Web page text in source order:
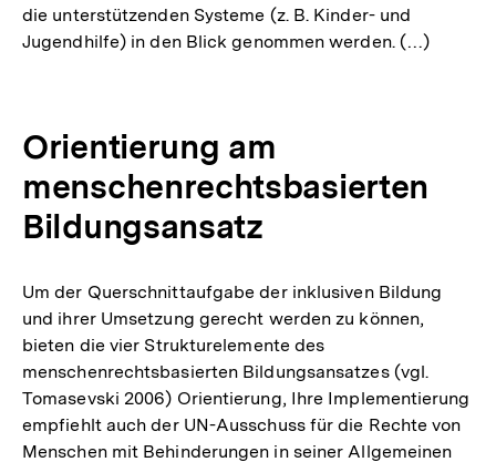
die unterstützenden Systeme (z. B. Kinder- und
Jugendhilfe) in den Blick genommen werden. (…)
Orientierung am
menschenrechtsbasierten
Bildungsansatz
Um der Querschnittaufgabe der inklusiven Bildung
und ihrer Umsetzung gerecht werden zu können,
bieten die vier Strukturelemente des
menschenrechtsbasierten Bildungsansatzes (vgl.
Tomasevski 2006) Orientierung, Ihre Implementierung
empfiehlt auch der UN-Ausschuss für die Rechte von
Menschen mit Behinderungen in seiner Allgemeinen